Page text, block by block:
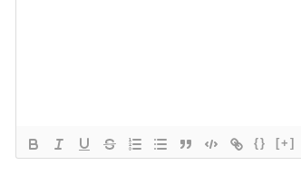
{} [+]